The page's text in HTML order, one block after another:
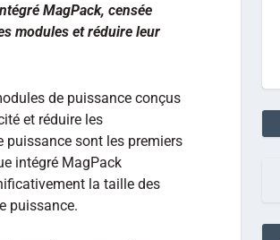
MagPack, censée
modules et réduire leur
de puissance conçus
et réduire les
puissance sont les premiers
intégré MagPack
la taille des
puissance.